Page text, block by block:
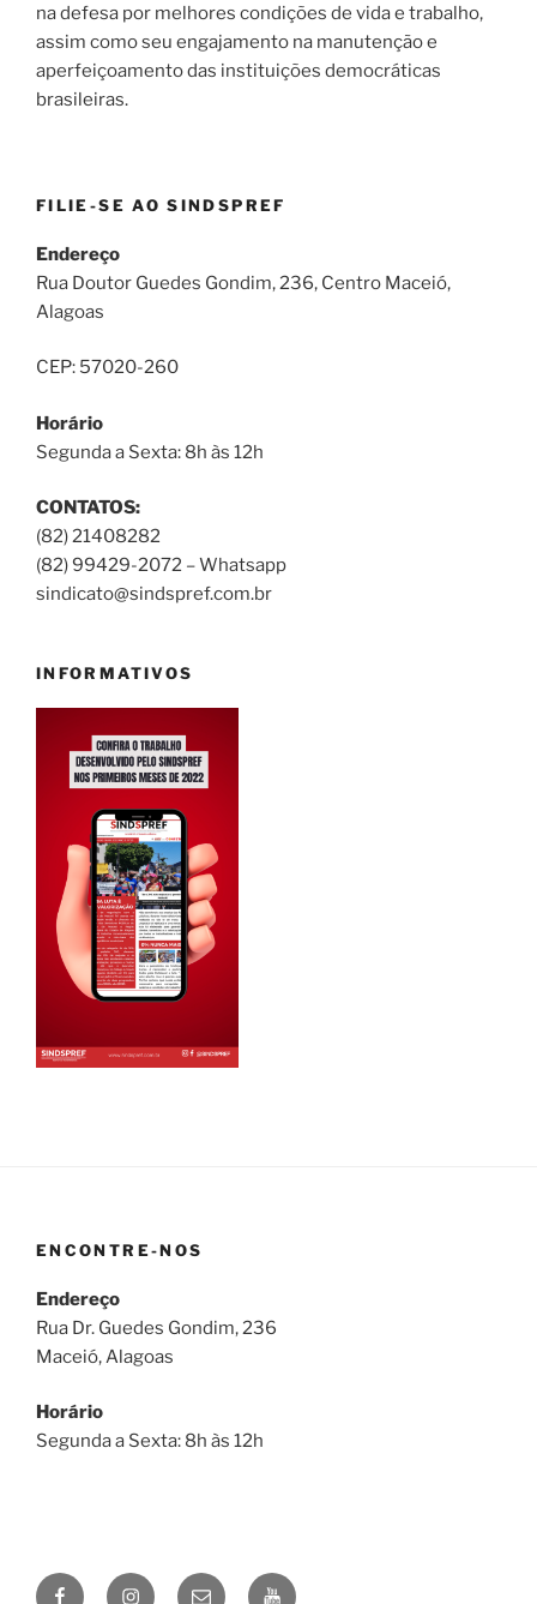
na defesa por melhores condições de vida e trabalho,
assim como seu engajamento na manutenção e
aperfeiçoamento das instituições democráticas
brasileiras.
FILIE-SE AO SINDSPREF
Endereço
Rua Doutor Guedes Gondim, 236, Centro Maceió,
Alagoas
CEP: 57020-260
Horário
Segunda a Sexta: 8h às 12h
CONTATOS:
(82) 21408282
(82) 99429-2072 – Whatsapp
sindicato@sindspref.com.br
INFORMATIVOS
ENCONTRE-NOS
Endereço
Rua Dr. Guedes Gondim, 236
Maceió, Alagoas
Horário
Segunda a Sexta: 8h às 12h
FacebookInstagram
E- Youtube